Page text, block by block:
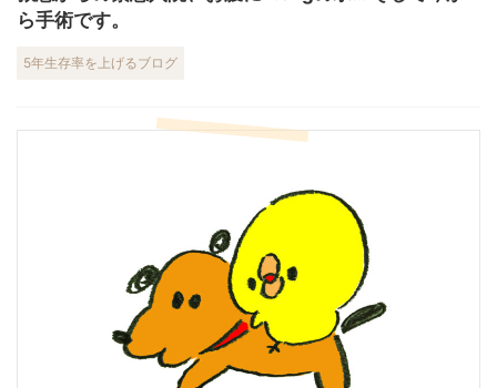
ら手術です。
5年生存率を上げるブログ